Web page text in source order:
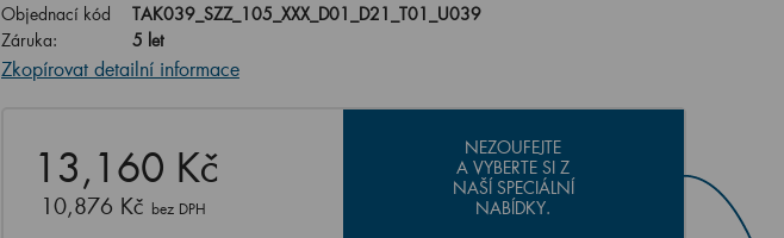
Objednací kód
TAK039_SZZ_105_XXX_D01_D21_T01_U039
Záruka:
5 let
Zkopírovat detailní informace
13,160 Kč
10,876 Kč bez DPH
NEZOUFEJTE
A VYBERTE SI Z
NAŠÍ SPECIÁLNÍ
NABÍDKY.